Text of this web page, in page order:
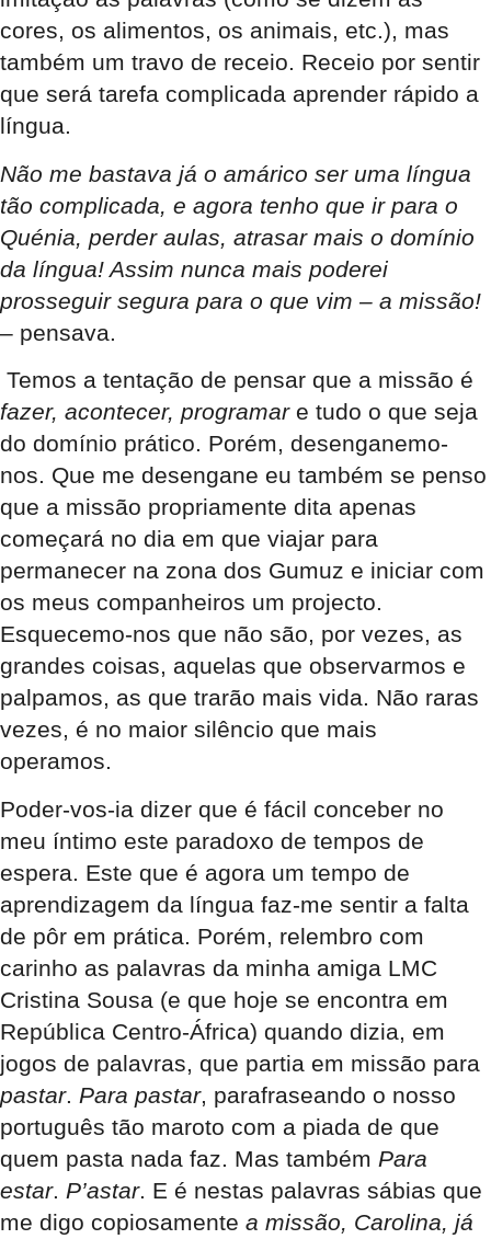
cores, os alimentos, os animais, etc.), mas
também um travo de receio. Receio por sentir
que será tarefa complicada aprender rápido a
língua.
Não me bastava já o amárico ser uma língua
tão complicada, e agora tenho que ir para o
Quénia, perder aulas, atrasar mais o domínio
da língua! Assim nunca mais poderei
prosseguir segura para o que vim – a missão!
– pensava.
Temos a tentação de pensar que a missão é
fazer, acontecer, programare tudo o que seja
do domínio prático. Porém, desenganemo-
nos. Que me desengane eu também se penso
que a missão propriamente dita apenas
começará no dia em que viajar para
permanecer na zona dos Gumuz e iniciar com
os meus companheiros um projecto.
Esquecemo-nos que não são, por vezes, as
grandes coisas, aquelas que observarmos e
palpamos, as que trarão mais vida. Não raras
vezes, é no maior silêncio que mais
operamos.
Poder-vos-ia dizer que é fácil conceber no
meu íntimo este paradoxo de tempos de
espera. Este que é agora um tempo de
aprendizagem da língua faz-me sentir a falta
de pôr em prática. Porém, relembro com
carinho as palavras da minha amiga LMC
Cristina Sousa (e que hoje se encontra em
República Centro-África) quando dizia, em
jogos de palavras, que partia em missão para
pastar. Para pastar, parafraseando o nosso
português tão maroto com a piada de que
quem pasta nada faz. Mas também Para
estar. P’astar. E é nestas palavras sábias que
me digo copiosamente a missão, Carolina, já